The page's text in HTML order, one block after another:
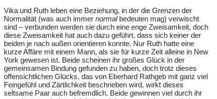
Vika und Ruth leben eine Beziehung, in der die Grenzen der
Normalität (was auch immer normalbedeuten mag) verwischt
sind – verbunden werden sie durch eine enge Zweisamkeit, doch
diese Zweisamkeit hat auch dazu geführt, dass sich keiner der
beiden je nach außen orientieren konnte. Nur Ruth hatte eine
kurze Affäre mit einem Mann, als sie für kurze Zeit alleine in New
York gewesen ist. Beide scheinen ihr großes Glück in der
gemeinsamen Bindung gefunden zu haben, doch trotz dieses
offensichtlichen Glücks, das von Eberhard Rathgeb mit ganz viel
Feingefühl und Zärtlichkeit beschrieben wird, wirkt dieses
seltsame Paar auch befremdlich. Beide gewinnen viel durch ihr